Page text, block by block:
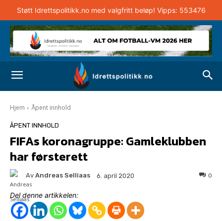
Støtt Idrettspolitikk.no med valgfritt beløp! Vipps: 553476
Hjem Åpent innhold
ÅPENT INNHOLD
FIFAs koronagruppe: Gamleklubben
har førsterett
Av Andreas Selliaas 6. april 2020 0
Del denne artikkelen: